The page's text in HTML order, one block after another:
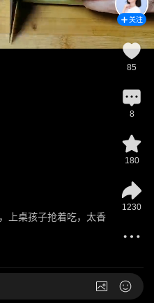
上桌孩子抢着吃，太香
关注
85
8
180
1230